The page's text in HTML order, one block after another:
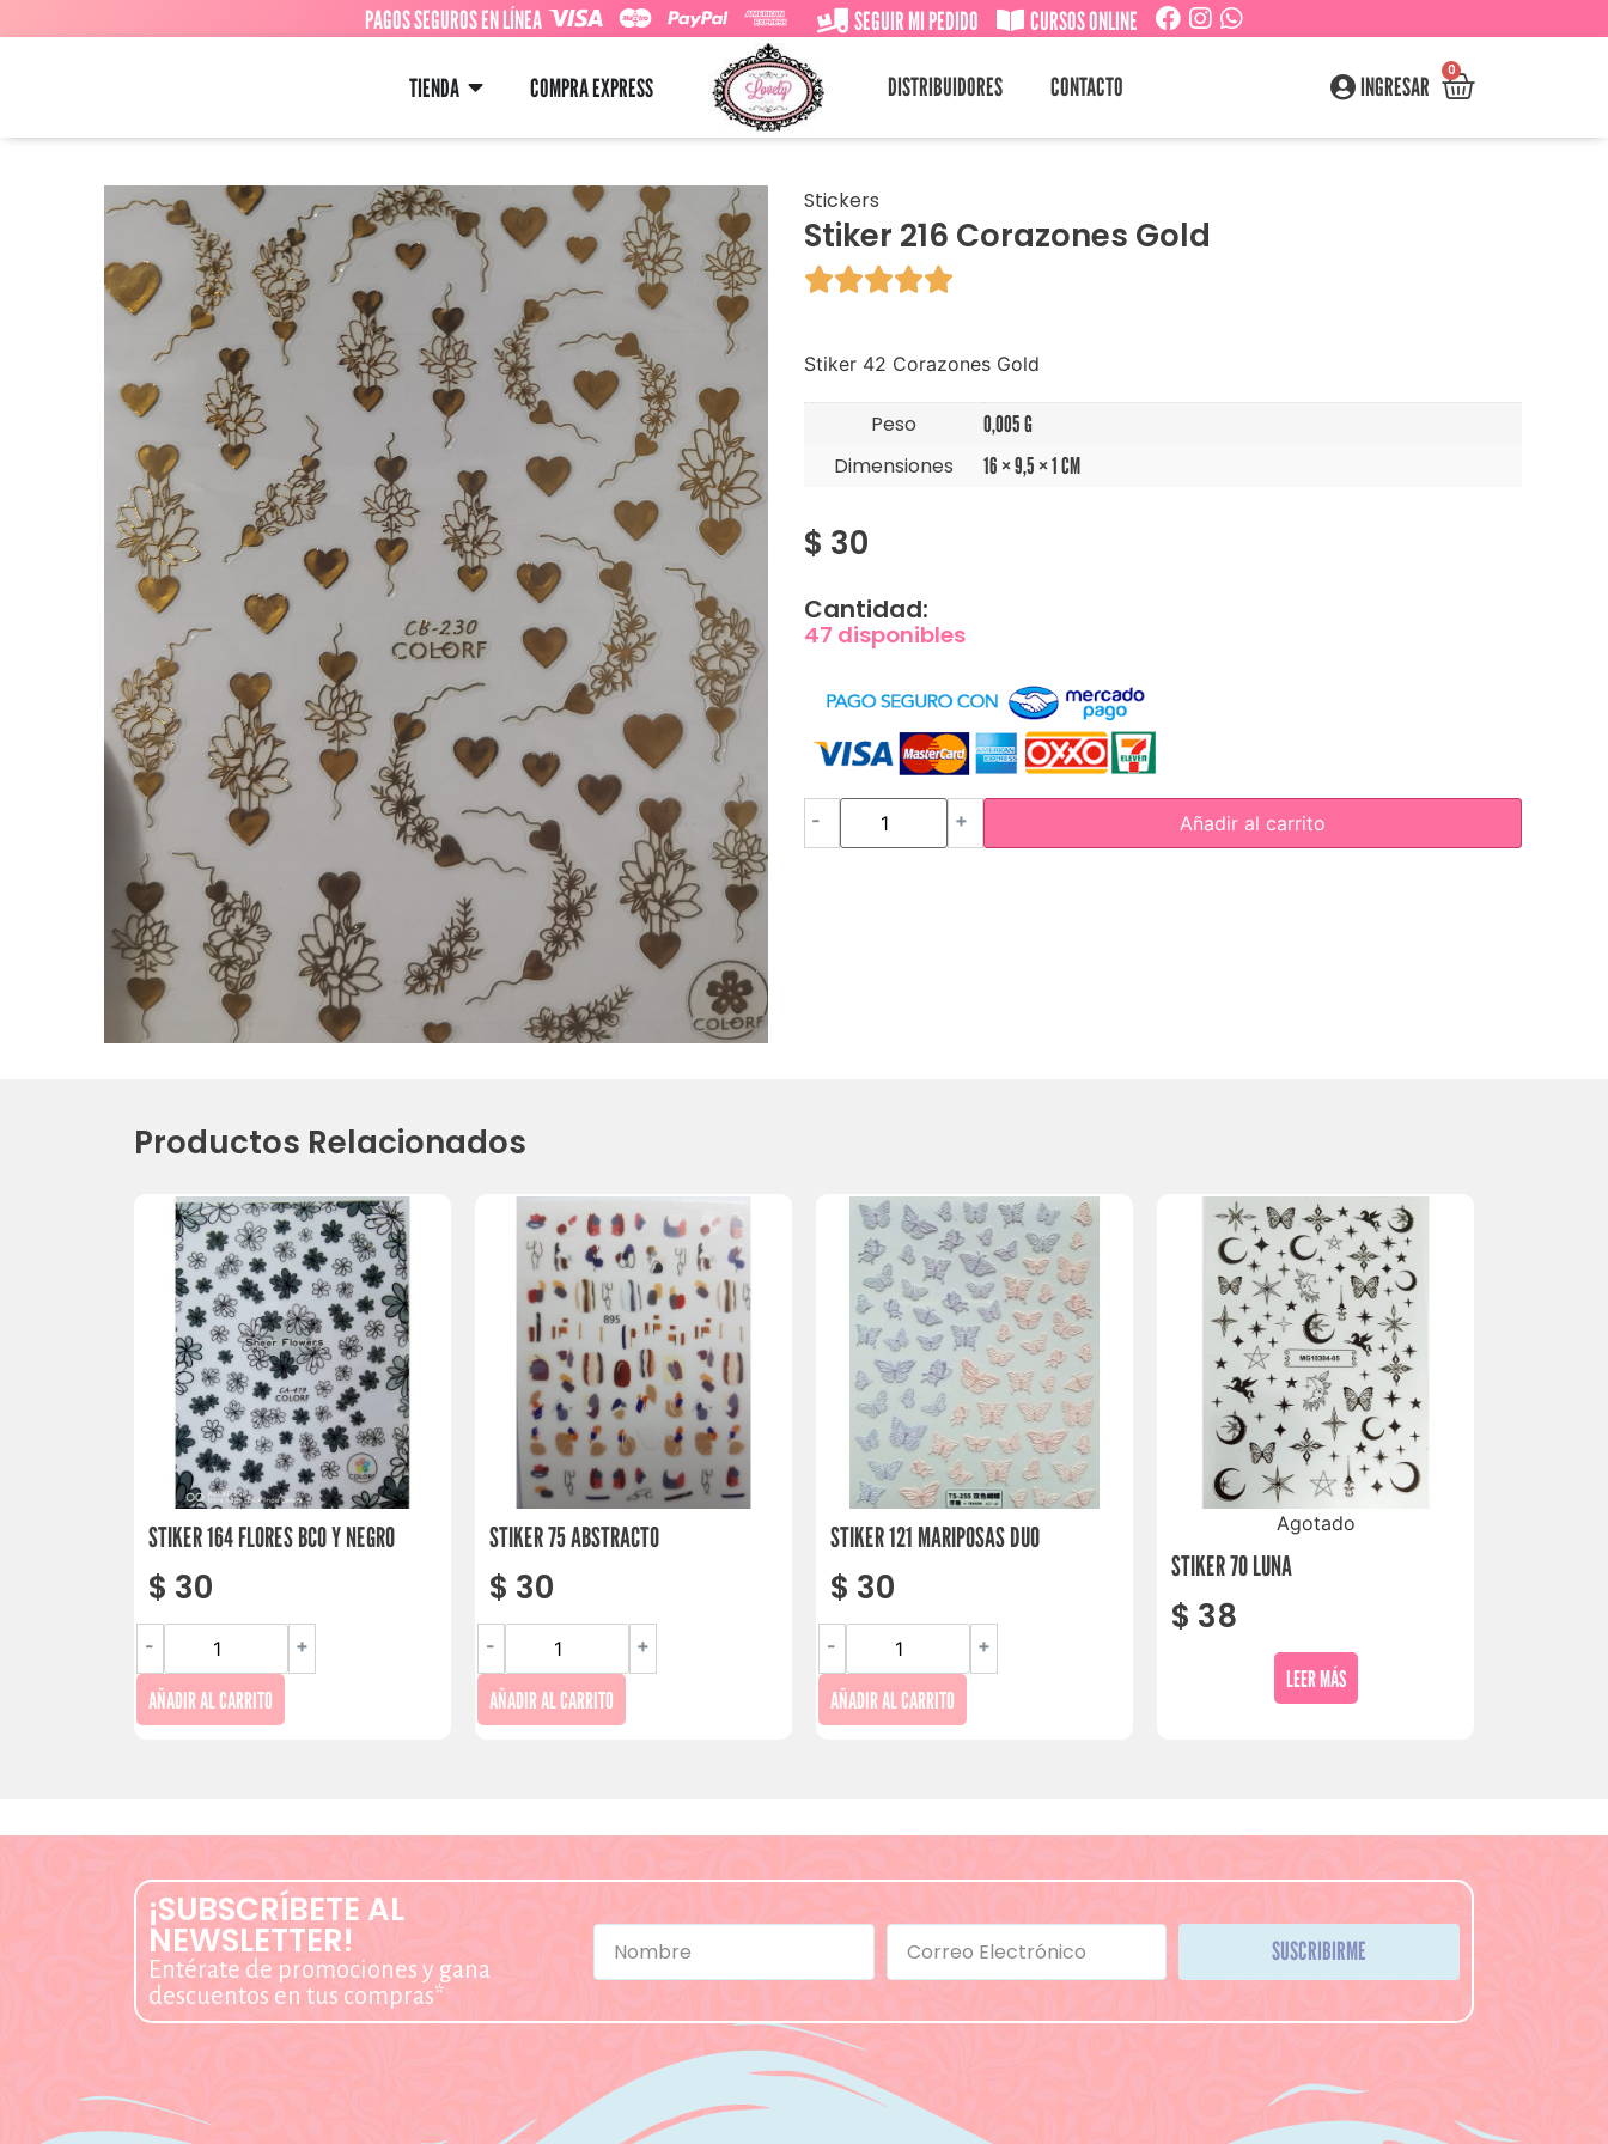
PAGOS SEGUROS EN LÍNEA SEGUIR MI PEDIDO CURSOS ONLINE
TIENDA COMPRA EXPRESS DISTRIBUIDORES CONTACTO INGRESAR
0
Stickers
Stiker 216 Corazones Gold

Stiker 42 Corazones Gold
Peso 0,005 G
Dimensiones 16 × 9,5 × 1 CM
$ 30
Cantidad:
47 disponibles
- + Añadir al carrito
Productos Relacionados
STIKER 164 FLORES BCO Y NEGRO
$ 30
- +
AÑADIR AL CARRITO
STIKER 75 ABSTRACTO
$ 30
- +
AÑADIR AL CARRITO
STIKER 121 MARIPOSAS DUO
$ 30
- +
AÑADIR AL CARRITO
Agotado
STIKER 70 LUNA
$ 38
LEER MÁS
¡SUBSCRÍBETE AL
NEWSLETTER!
Entérate de promociones y gana
descuentos en tus compras*
SUSCRIBIRME